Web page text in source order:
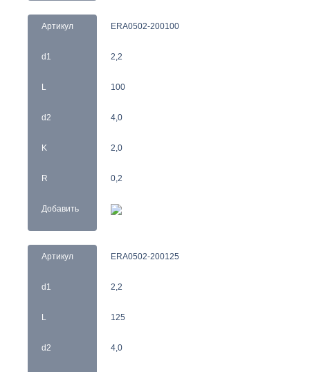
Артикул
d1
L
d2
K
R
Добавить
ERA0502-200100
2,2
100
4,0
2,0
0,2
Артикул
d1
L
d2
ERA0502-200125
2,2
125
4,0